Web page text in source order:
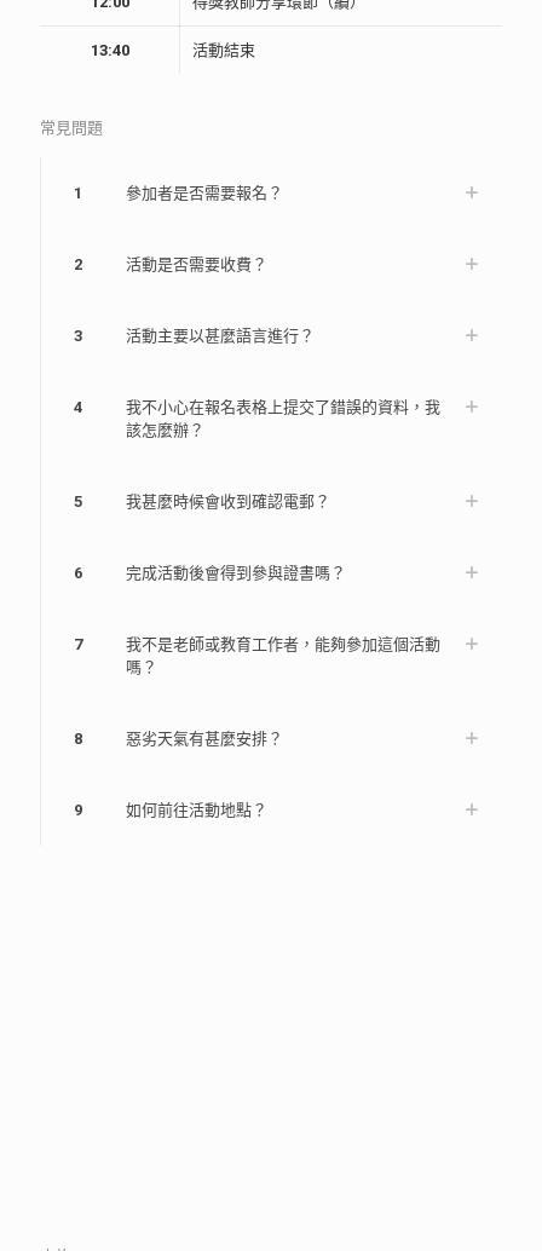
13:40 活動結束
常見問題
1 參加者是否需要報名？
2 活動是否需要收費？
3 活動主要以甚麼語言進行？
4
我不小心在報名表格上提交了錯誤的資料，我
該怎麼辦？
5 我甚麼時候會收到確認電郵？
6 完成活動後會得到參與證書嗎？
7
我不是老師或教育工作者，能夠參加這個活動
嗎？
8 惡劣天氣有甚麼安排？
9 如何前往活動地點？